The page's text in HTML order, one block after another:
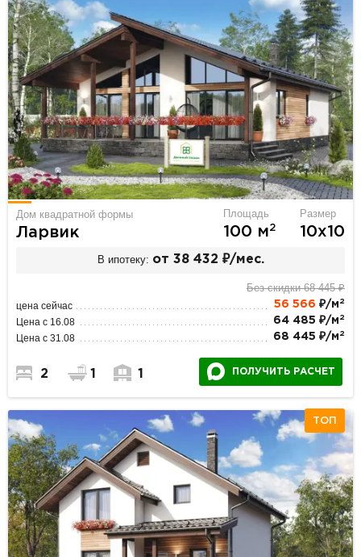
Дом квадратной формы
Ларвик
Площадь
100 м2
Размер
10х10
В ипотеку: от 38 432 ₽/мес.
Без скидки 68 445 ₽
цена сейчас 56 566 ₽/м 2
Цена с 16.08 64 485 ₽/м 2
Цена с 31.08 68 445 ₽/м 2
2 1 1 ПОЛУЧИТЬ РАСЧЕТ
ТОП